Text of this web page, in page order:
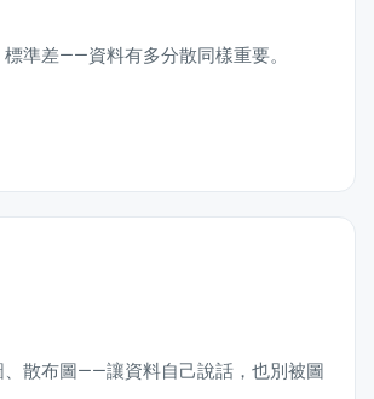
準差——資料有多分散同樣重要。
、散布圖——讓資料自己說話，也別被圖